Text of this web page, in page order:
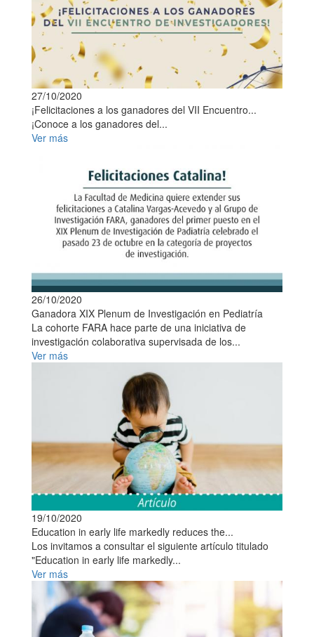
27/10/2020
¡Felicitaciones a los ganadores del VII Encuentro...
¡Conoce a los ganadores del...
Ver más
26/10/2020
Ganadora XIX Plenum de Investigación en Pediatría
La cohorte FARA hace parte de una iniciativa de
investigación colaborativa supervisada de los...
Ver más
19/10/2020
Education in early life markedly reduces the...
Los invitamos a consultar el siguiente artículo titulado
"Education in early life markedly...
Ver más